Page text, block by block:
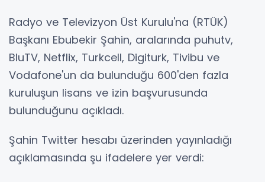
Radyo ve Televizyon Üst Kurulu'na (RTÜK)
Başkanı Ebubekir Şahin, aralarında puhutv,
BluTV, Netflix, Turkcell, Digiturk, Tivibu ve
Vodafone'un da bulunduğu 600'den fazla
kuruluşun lisans ve izin başvurusunda
bulunduğunu açıkladı.
Şahin Twitter hesabı üzerinden yayınladığı
açıklamasında şu ifadelere yer verdi: